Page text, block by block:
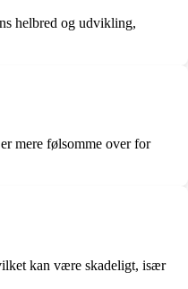
helbred og udvikling,
mere følsomme over for
kan være skadeligt, især